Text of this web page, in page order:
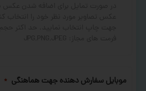
موبایل سفارش دهنده جهت هماهنگی *